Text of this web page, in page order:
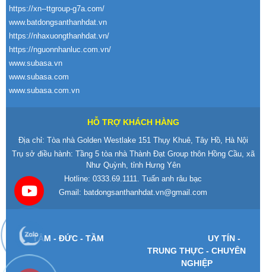
https://xn--ttgroup-g7a.com/
www.batdongsanthanhdat.vn
https://nhaxuongthanhdat.vn/
https://nguonnhanluc.com.vn/
www.subasa.vn
www.subasa.com
www.subasa.com.vn
HỖ TRỢ KHÁCH HÀNG
Địa chỉ: Tòa nhà Golden Westlake 151 Thụy Khuê, Tây Hồ, Hà Nội
Trụ sở điều hành: Tầng 5 tòa nhà Thành Đạt Group thôn Hồng Cầu, xã
Như Quỳnh, tỉnh Hưng Yên
Hotline: 0333.69.1111. Tuấn anh râu bạc
Gmail: batdongsanthanhdat.vn@gmail.com
TÂM - ĐỨC - TẦM UY TÍN -
TRUNG THỰC - CHUYÊN
NGHIỆP